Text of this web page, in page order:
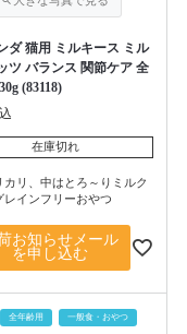
ダ 猫用 ミルキース ミル
ツ バランス 関節ケア 全
(83118)
在庫切れ
カリ、中はとろ～りミルク
レインフリーおやつ
お知らせメール
を申し込む
全年齢用 一般食・おやつ